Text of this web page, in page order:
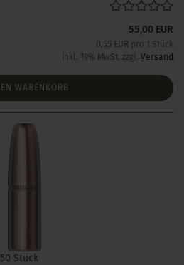
55,00 EUR
0,55 EUR pro 1 Stück
inkl. 19% MwSt. zzgl. Versand
WARENKORB
Stück